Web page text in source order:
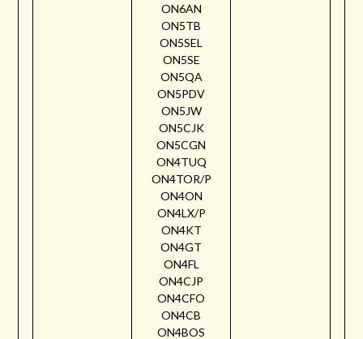
ON6AN
ON5TB
ON5SEL
ON5SE
ON5QA
ON5PDV
ON5JW
ON5CJK
ON5CGN
ON4TUQ
ON4TOR/P
ON4ON
ON4LX/P
ON4KT
ON4GT
ON4FL
ON4CJP
ON4CFO
ON4CB
ON4BOS